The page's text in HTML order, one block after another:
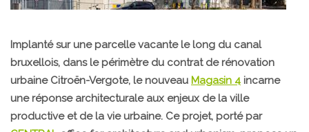
Implanté sur une parcelle vacante le long du canal
bruxellois, dans le périmètre du contrat de rénovation
urbaine Citroën-Vergote, le nouveau Magasin 4 incarne
une réponse architecturale aux enjeux de la ville
productive et de la vie urbaine. Ce projet, porté par